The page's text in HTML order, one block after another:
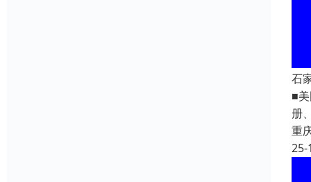
石
■
册
重
25-